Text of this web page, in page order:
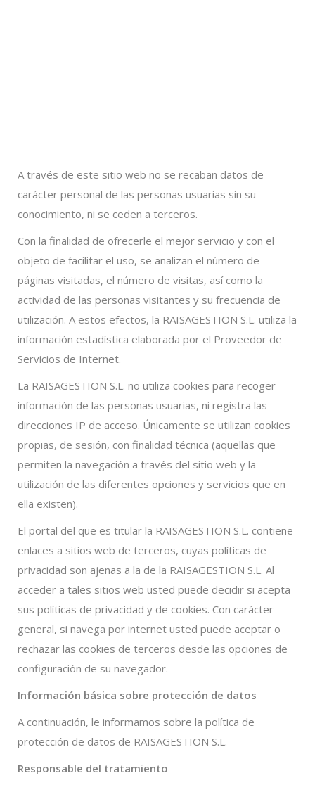
A través de este sitio web no se recaban datos de
carácter personal de las personas usuarias sin su
conocimiento, ni se ceden a terceros.
Con la finalidad de ofrecerle el mejor servicio y con el
objeto de facilitar el uso, se analizan el número de
páginas visitadas, el número de visitas, así como la
actividad de las personas visitantes y su frecuencia de
utilización. A estos efectos, la RAISAGESTION S.L. utiliza la
información estadística elaborada por el Proveedor de
Servicios de Internet.
La RAISAGESTION S.L. no utiliza cookies para recoger
información de las personas usuarias, ni registra las
direcciones IP de acceso. Únicamente se utilizan cookies
propias, de sesión, con finalidad técnica (aquellas que
permiten la navegación a través del sitio web y la
utilización de las diferentes opciones y servicios que en
ella existen).
El portal del que es titular la RAISAGESTION S.L. contiene
enlaces a sitios web de terceros, cuyas políticas de
privacidad son ajenas a la de la RAISAGESTION S.L. Al
acceder a tales sitios web usted puede decidir si acepta
sus políticas de privacidad y de cookies. Con carácter
general, si navega por internet usted puede aceptar o
rechazar las cookies de terceros desde las opciones de
configuración de su navegador.
Información básica sobre protección de datos
A continuación, le informamos sobre la política de
protección de datos de RAISAGESTION S.L.
Responsable del tratamiento